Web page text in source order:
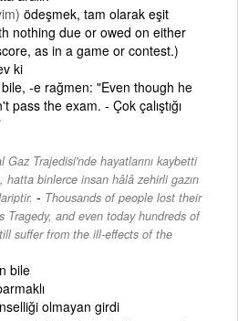
ödeşmek, tam olarak eşit
nothing due or owed on either
as in a game or contest.)
ki
-e rağmen: "Even though he
pass the exam. - Çok çalıştığı
Gaz Trajedisi'nde hayatlarını kaybetti
hatta binlerce insan hâlâ zehirli gazın
- Thousands of people lost their
Tragedy, and even today hundreds of
suffer from the ill-effects of the
bile
olmayan girdi